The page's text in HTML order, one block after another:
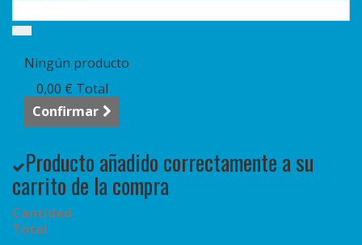
Ningún producto
0,00 € Total
Confirmar
Producto añadido correctamente a su
carrito de la compra
Cantidad
Total